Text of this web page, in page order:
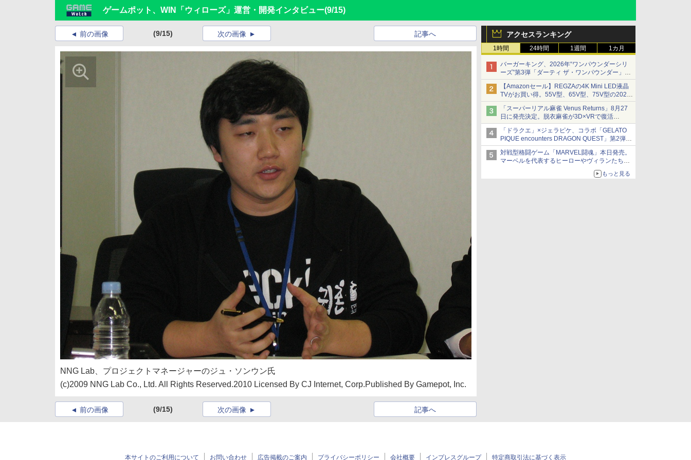
ゲームポット、WIN「ウィローズ」運営・開発インタビュー(9/15)
アクセスランキング
1時間 24時間 1週間 1カ月
バーガーキング、2026年“ワンパウンダーシリ
ーズ”第3弾「ダーティ ザ・ワンパウンダー」を
8月7日発売
「特製ガーリックマヨソース」を使用した超大
型チーズバーガー
【Amazonセール】REGZAの4K Mini LED液晶
TVがお買い得。55V型、65V型、75V型の2026
年モデルがラインナップ
「スーパーリアル麻雀 Venus Returns」8月27
日に発売決定。脱衣麻雀が3D×VRで復活
発売から2週間は20%オフになるセールが実施
「ドラクエ」×ジェラピケ、コラボ「GELATO
PIQUE encounters DRAGON QUEST」第2弾が
本日発売
アイスカップに入ったスライムやわたぼう、ベ
ビーサタンなどがオリジナルアートで登場
対戦型格闘ゲーム「MARVEL闘魂」本日発売。
マーベルを代表するヒーローやヴィランたちが
「GUILTY GEAR」などの格ゲーを手掛けるア
もっと見る
前の画像 (9/15) 記事へ
次の画像
NNG Lab、プロジェクトマネージャーのジュ・ソンウン氏
(c)2009 NNG Lab Co., Ltd. All Rights Reserved.2010 Licensed By CJ Internet, Corp.Published By Gamepot, Inc.
前の画像 (9/15) 記事へ
次の画像
本サイトのご利用について お問い合わせ 広告掲載のご案内 プライバシーポリシー 会社概要 インプレスグループ 特定商取引法に基づく表示